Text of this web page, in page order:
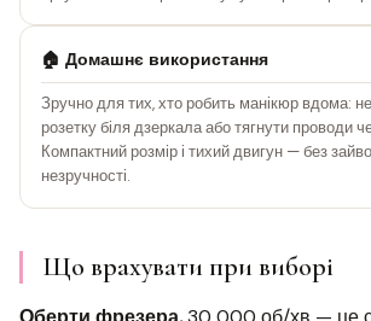
🏠 Домашнє використання
Зручно для тих, хто робить манікюр вдома:
розетку біля дзеркала або тягнути проводи
Компактний розмір і тихий двигун — без
незручності.
Що врахувати при виборі